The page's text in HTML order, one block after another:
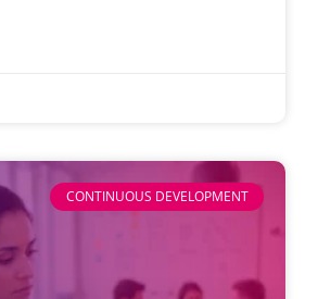
CONTINUOUS DEVELOPMENT